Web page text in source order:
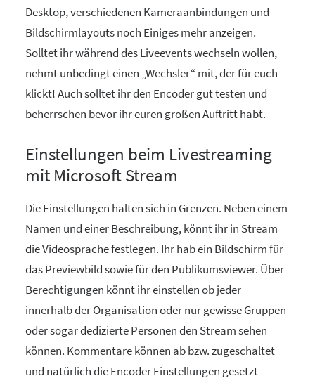
Desktop, verschiedenen Kameraanbindungen und
Bildschirmlayouts noch Einiges mehr anzeigen.
Solltet ihr während des Liveevents wechseln wollen,
nehmt unbedingt einen „Wechsler“ mit, der für euch
klickt! Auch solltet ihr den Encoder gut testen und
beherrschen bevor ihr euren großen Auftritt habt.
Einstellungen beim Livestreaming
mit Microsoft Stream
Die Einstellungen halten sich in Grenzen. Neben einem
Namen und einer Beschreibung, könnt ihr in Stream
die Videosprache festlegen. Ihr hab ein Bildschirm für
das Previewbild sowie für den Publikumsviewer. Über
Berechtigungen könnt ihr einstellen ob jeder
innerhalb der Organisation oder nur gewisse Gruppen
oder sogar dedizierte Personen den Stream sehen
können. Kommentare können ab bzw. zugeschaltet
und natürlich die Encoder Einstellungen gesetzt